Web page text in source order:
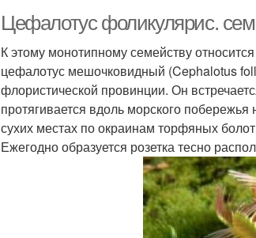
Цефалотус фоликулярис.
К этому монотипному семейству
цефалотус мешочковидный (Cephalotus
флористической провинции. Он
протягивается вдоль морского
сухих местах по окраинам торфяных
Ежегодно образуется розетка тесно